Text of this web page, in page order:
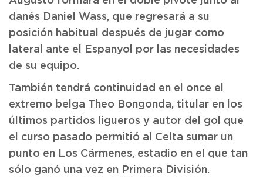
danés Daniel Wass, que regresará a su
posición habitual después de jugar como
lateral ante el Espanyol por las necesidades
de su equipo.
También tendrá continuidad en el once el
extremo belga Theo Bongonda, titular en los
últimos partidos ligueros y autor del gol que
el curso pasado permitió al Celta sumar un
punto en Los Cármenes, estadio en el que tan
sólo ganó una vez en Primera División.